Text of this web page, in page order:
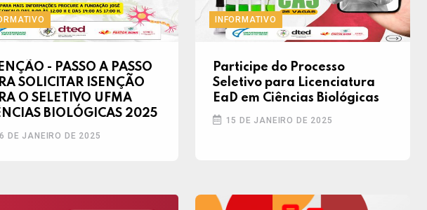
- PASSO A PASSO
SOLICITAR ISENÇÃO
O SELETIVO UFMA
BIOLÓGICAS 2025
DE JANEIRO DE 2025
INFORMATIVO
Participe do Processo
Seletivo para Licenciatura
EaD em Ciências Biológicas
15 DE JANEIRO DE 2025